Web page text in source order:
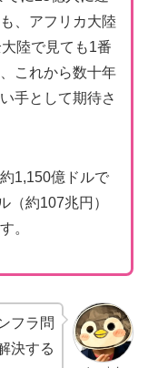
、アフリカ大陸
陸で見ても1番
これから数十年
手として期待さ
1,150億ドルで
（約107兆円）
。
フラ問
決する